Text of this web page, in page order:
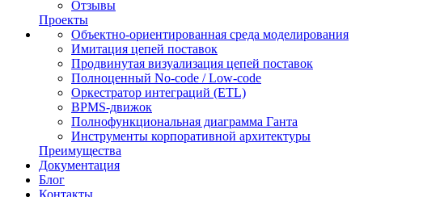
Отзывы
Проекты
Объектно-ориентированная среда моделирования
Имитация цепей поставок
Продвинутая визуализация цепей поставок
Полноценный No-code / Low-code
Оркестратор интеграций (ETL)
BPMS-движок
Полнофункциональная диаграмма Ганта
Инструменты корпоративной архитектуры
Преимущества
Документация
Блог
Контакты